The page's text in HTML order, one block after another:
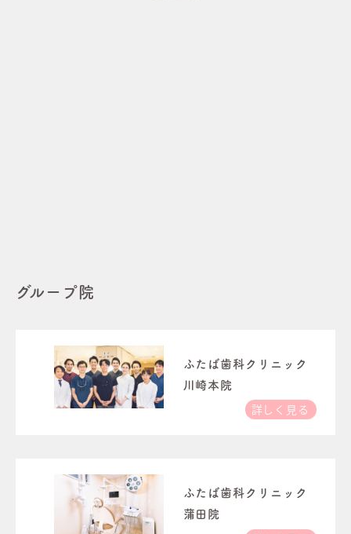
グループ院
ふたば歯科クリニック
川崎本院
詳しく見る
ふたば歯科クリニック
蒲田院